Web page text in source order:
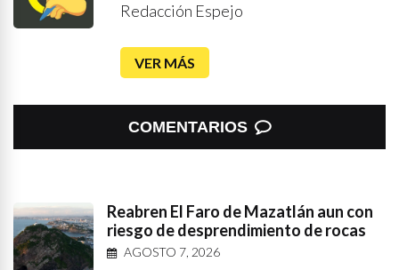
Redacción Espejo
VER MÁS
COMENTARIOS
Reabren El Faro de Mazatlán aun con
riesgo de desprendimiento de rocas
AGOSTO 7, 2026